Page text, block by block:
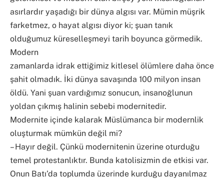
asırlardır yaşadığı bir dünya algısı var. Mümin müşrik
farketmez, o hayat algısı diyor ki; şuan tanık
olduğumuz küreselleşmeyi tarih boyunca görmedik.
Modern
zamanlarda idrak ettiğimiz kitlesel ölümlere daha önce
şahit olmadık. İki dünya savaşında 100 milyon insan
öldü. Yani şuan vardığımız sonucun, insanoğlunun
yoldan çıkmış halinin sebebi modernitedir.
Modernite içinde kalarak Müslümanca bir modernlik
oluşturmak mümkün değil mi?
– Hayır değil. Çünkü modernitenin üzerine oturduğu
temel protestanlıktır. Bunda katolisizmin de etkisi var.
Onun Batı’da toplumda üzerinde kurduğu dayanılmaz